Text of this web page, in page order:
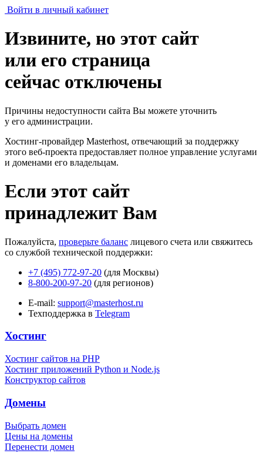
Войти в личный кабинет
Извините, но этот сайт
или его страница
сейчас отключены
Причины недоступности сайта Вы можете уточнить
у его администрации.
Хостинг-провайдер Masterhost, отвечающий за поддержку
этого веб-проекта предоставляет полное управление услугами
и доменами его владельцам.
Если этот сайт
принадлежит Вам
Пожалуйста, проверьте баланс лицевого счета или свяжитесь
со службой технической поддержки:
+7 (495) 772-97-20 (для Москвы)
8-800-200-97-20 (для регионов)
E-mail: support@masterhost.ru
Техподдержка в Telegram
Хостинг
Хостинг сайтов на PHP
Хостинг приложений Python и Node.js
Конструктор сайтов
Домены
Выбрать домен
Цены на домены
Перенести домен